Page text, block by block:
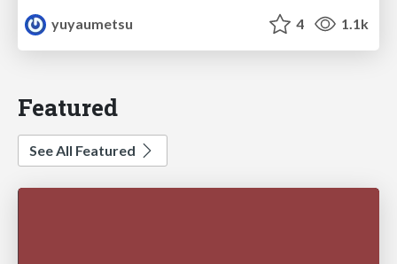
yuyaumetsu
4 1.1k
Featured
See All Featured